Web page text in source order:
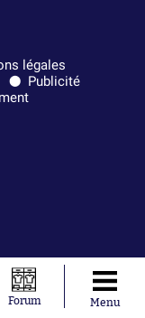
légales
Publicité
Forum Menu